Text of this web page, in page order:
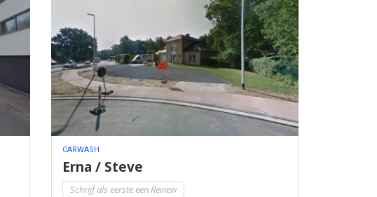
CARWASH
Erna / Steve
Schrijf als eerste een Review